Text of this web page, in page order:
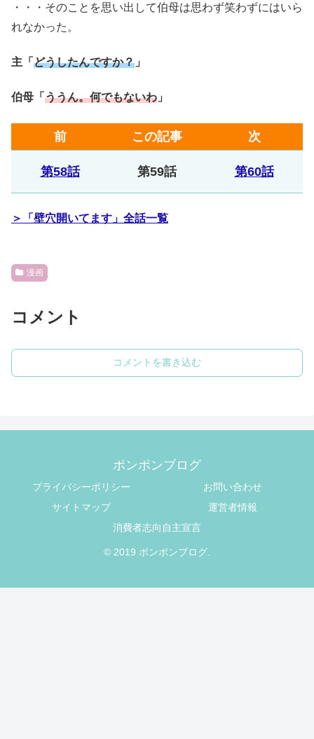
・・・そのことを思い出して伯母は思わず笑わずにはいら
れなかった。
主「 どうしたんですか？ 」
伯母「 ううん。何でもないわ 」
前 この記事 次
第58話 第59話 第60話
＞「壁穴開いてます」全話一覧
漫画
コメント
コメントを書き込む
ポンポンブログ
プライバシーポリシー
お問い合わせ
サイトマップ
運営者情報
消費者志向自主宣言
© 2019 ポンポンブログ.